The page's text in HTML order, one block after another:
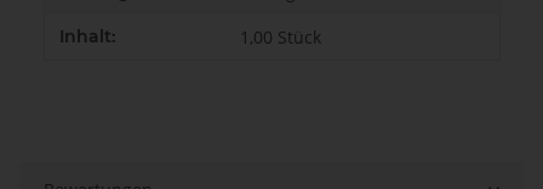
Inhalt: 1,00 Stück